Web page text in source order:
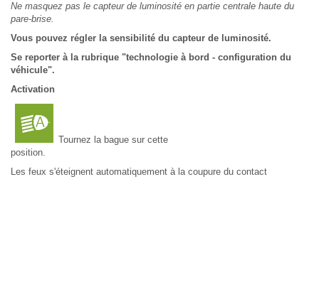
Ne masquez pas le capteur de luminosité en partie centrale haute du
pare-brise.
Vous pouvez régler la sensibilité du capteur de luminosité.
Se reporter à la rubrique "technologie à bord - configuration du
véhicule".
Activation
Tournez la bague sur cette
position.
Les feux s'éteignent automatiquement à la coupure du contact